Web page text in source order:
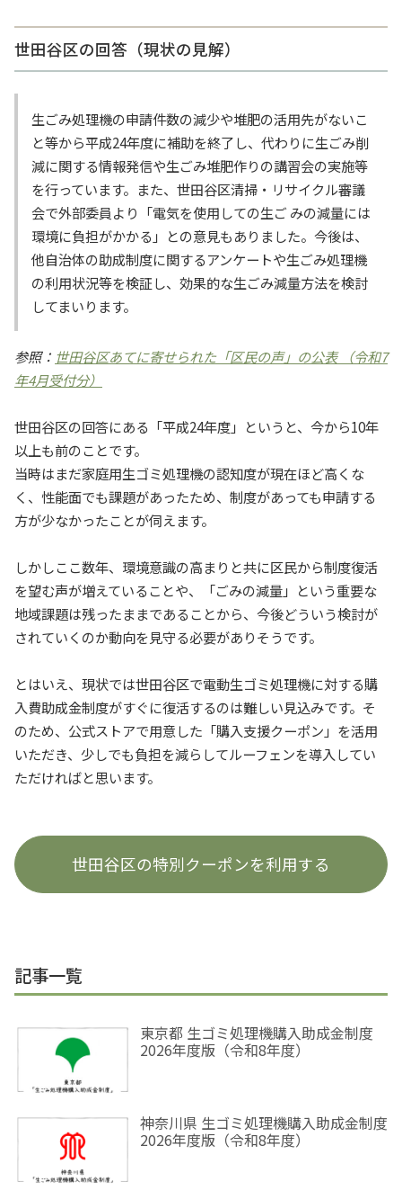
世田谷区の回答（現状の見解）
生ごみ処理機の申請件数の減少や堆肥の活用先がないこ
と等から平成24年度に補助を終了し、代わりに生ごみ削
減に関する情報発信や生ごみ堆肥作りの講習会の実施等
を行っています。また、世田谷区清掃・リサイクル審議
会で外部委員より「電気を使用しての生ご みの減量には
環境に負担がかかる」との意見もありました。今後は、
他自治体の助成制度に関するアンケートや生ごみ処理機
の利用状況等を検証し、効果的な生ごみ減量方法を検討
してまいります。
参照： 世田谷区あてに寄せられた「区民の声」の公表 （令和7
年4月受付分）
世田谷区の回答にある「平成24年度」というと、今から10年
以上も前のことです。
当時はまだ家庭用生ゴミ処理機の認知度が現在ほど高くな
く、性能面でも課題があったため、制度があっても申請する
方が少なかったことが伺えます。
しかしここ数年、環境意識の高まりと共に区民から制度復活
を望む声が増えていることや、「ごみの減量」という重要な
地域課題は残ったままであることから、今後どういう検討が
されていくのか動向を見守る必要がありそうです。
とはいえ、現状では世田谷区で電動生ゴミ処理機に対する購
入費助成金制度がすぐに復活するのは難しい見込みです。そ
のため、公式ストアで用意した「購入支援クーポン」を活用
いただき、少しでも負担を減らしてルーフェンを導入してい
ただければと思います。
世田谷区の特別クーポンを利用する
記事一覧
東京都 生ゴミ処理機購入助成金制度
2026年度版（令和8年度）
神奈川県 生ゴミ処理機購入助成金制度
2026年度版（令和8年度）